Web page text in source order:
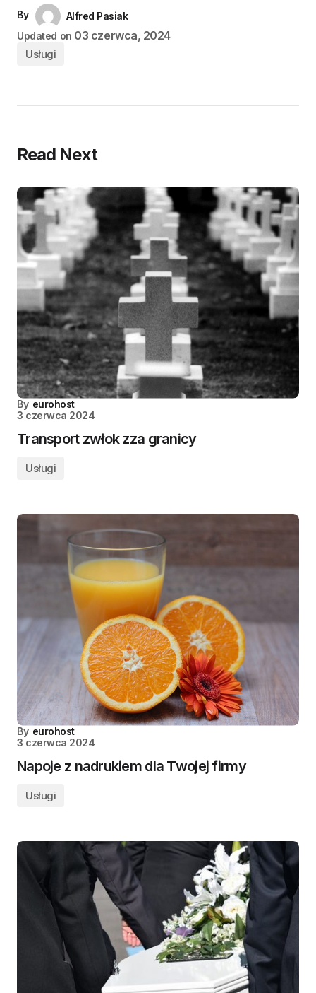
By
Alfred Pasiak
Updated on 03 czerwca, 2024
Usługi
Read Next
By eurohost
3 czerwca 2024
Transport zwłok zza granicy
Usługi
By eurohost
3 czerwca 2024
Napoje z nadrukiem dla Twojej firmy
Usługi